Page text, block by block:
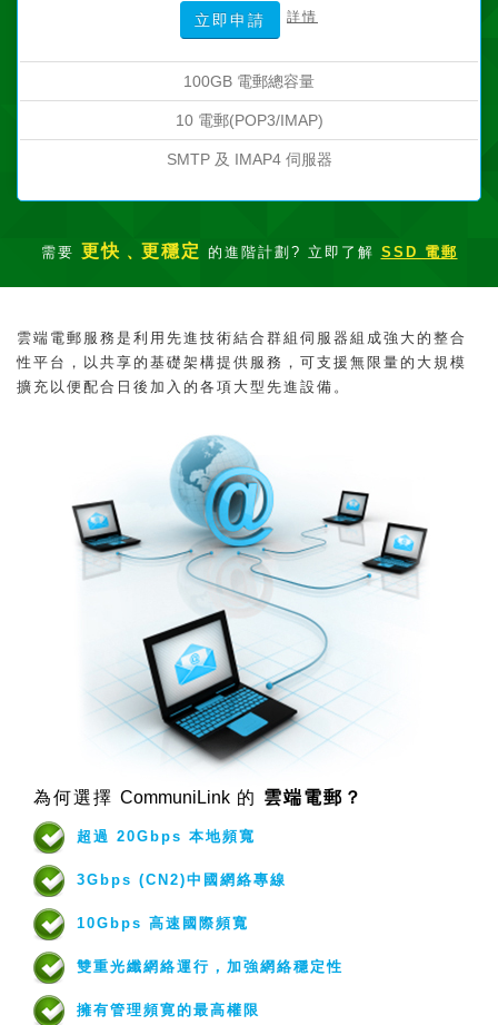
立即申請 詳情
100GB 電郵總容量
10 電郵(POP3/IMAP)
SMTP 及 IMAP4 伺服器
需要 更快﹑更穩定 的進階計劃? 立即了解 SSD 電郵
雲端電郵服務是利用先進技術結合群組伺服器組成強大的整合
性平台，以共享的基礎架構提供服務，可支援無限量的大規模
擴充以便配合日後加入的各項大型先進設備。
為何選擇 CommuniLink 的 雲端電郵？
超過 20Gbps 本地頻寬
3Gbps (CN2)中國網絡專線
10Gbps 高速國際頻寬
雙重光纖網絡運行，加強網絡穩定性
擁有管理頻寛的最高權限